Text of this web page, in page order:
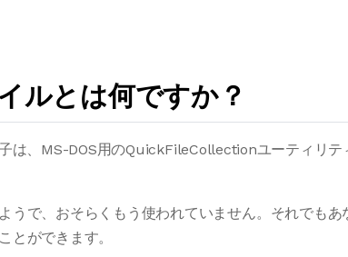
ルとは何ですか？
は、MS-DOS用のQuickFileCollectionユーティリ
うで、おそらくもう使われていません。それでも
とができます。